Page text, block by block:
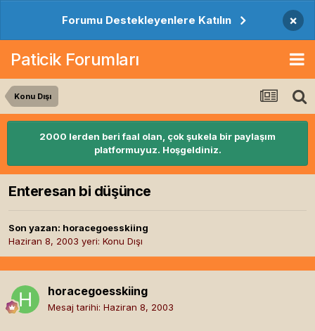
Forumu Destekleyenlere Katılın ×
Paticik Forumları
Konu Dışı
2000 lerden beri faal olan, çok şukela bir paylaşım
platformuyuz. Hoşgeldiniz.
Enteresan bi düşünce
Son yazan: horacegoesskiing
Haziran 8, 2003 yeri: Konu Dışı
horacegoesskiing
Mesaj tarihi: Haziran 8, 2003